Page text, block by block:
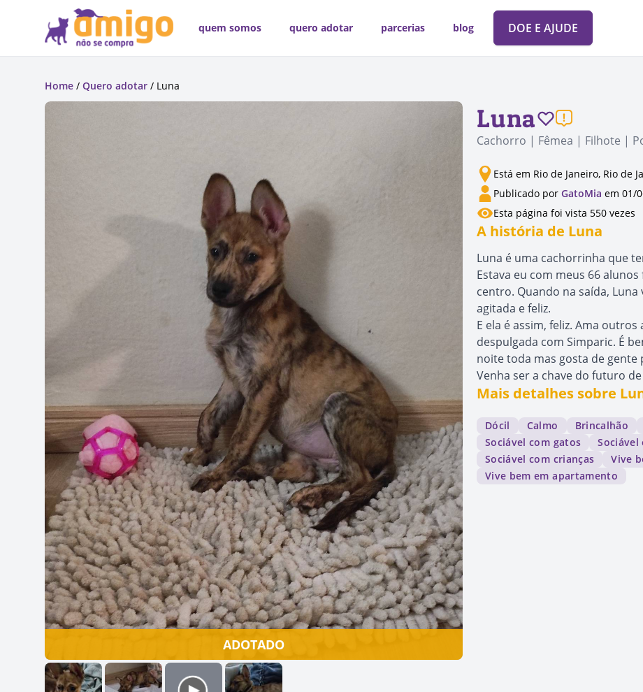
quem somos quero adotar parcerias blog DOE E AJUDE
Home / Quero adotar / Luna
ADOTADO
Luna
Cachorro | Fêmea | Filhote |
Está em Rio de Janeiro, Rio de
Publicado por GatoMia em 01/
Esta página foi vista 550 vezes
A história de Luna
Luna é uma cachorrinha que
Estava eu com meus 66
centro. Quando na saída,
agitada e feliz.
E ela é assim, feliz. Ama
despulgada com Simparic. É
noite toda mas gosta de gente
Venha ser a chave do futuro
Mais detalhes sobre
Dócil Calmo Brincalhão
Sociável com gatos
Sociável
Sociável com crianças
Vive
Vive bem em apartamento